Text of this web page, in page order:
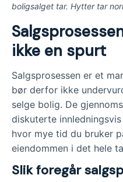
boligsalget tar. Hytter tar
ikke en spurt
Salgsprosessen er et
bør derfor ikke
selge bolig. De
diskuterte
hvor mye tid du bruker
eiendommen i det hele
Slik foregår